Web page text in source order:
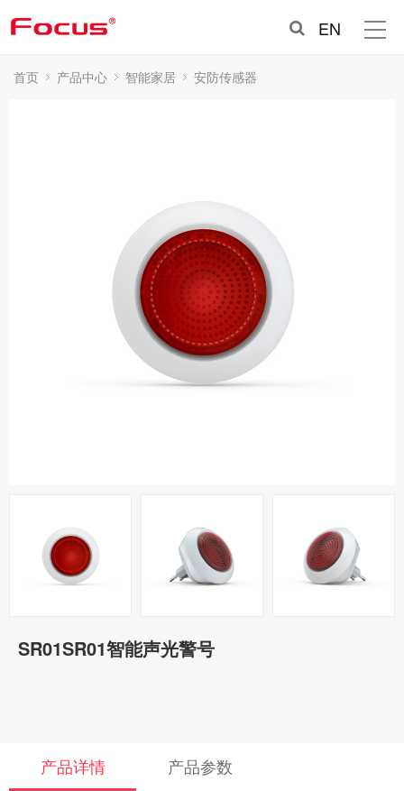
EN
首页 产品中心 智能家居 安防传感器
SR01SR01智能声光警号
产品详情 产品参数